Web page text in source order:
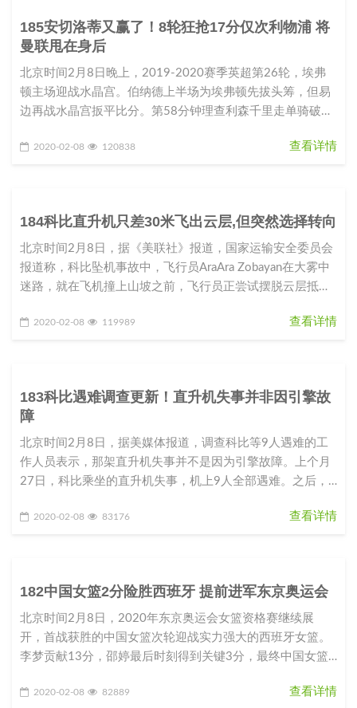
185安切洛蒂又赢了！8轮狂抢17分仅次利物浦 将
曼联甩在身后
北京时间2月8日晚上，2019-2020赛季英超第26轮，埃弗
顿主场迎战水晶宫。伯纳德上半场为埃弗顿先拔头筹，但易
边再战水晶宫扳平比分。第58分钟理查利森千里走单骑破
2020-02-08 120838 查看详情
184科比直升机只差30米飞出云层,但突然选择转向
北京时间2月8日，据《美联社》报道，国家运输安全委员会
报道称，科比坠机事故中，飞行员AraAra Zobayan在大雾中
迷路，就在飞机撞上山坡之前，飞行员正尝试摆脱云层抵达
2020-02-08 119989 查看详情
183科比遇难调查更新！直升机失事并非因引擎故
障
北京时间2月8日，据美媒体报道，调查科比等9人遇难的工
作人员表示，那架直升机失事并不是因为引擎故障。上个月
27日，科比乘坐的直升机失事，机上9人全部遇难。之后，
2020-02-08 83176 查看详情
182中国女篮2分险胜西班牙 提前进军东京奥运会
北京时间2月8日，2020年东京奥运会女篮资格赛继续展
开，首战获胜的中国女篮次轮迎战实力强大的西班牙女篮。
李梦贡献13分，邵婷最后时刻得到关键3分，最终中国女篮
2020-02-08 82889 查看详情